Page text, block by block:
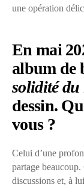
une opération
En mai
album de
solidité du
dessin.
vous ?
Celui d’une
partage
discussions et, à